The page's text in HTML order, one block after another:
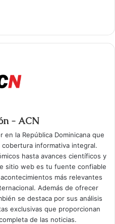
- ACN
la República Dominicana que
informativa integral.
hasta avances científicos y
sitio web es tu fuente confiable
más relevantes
Además de ofrecer
se destaca por sus análisis
exclusivas que proporcionan
de las noticias.